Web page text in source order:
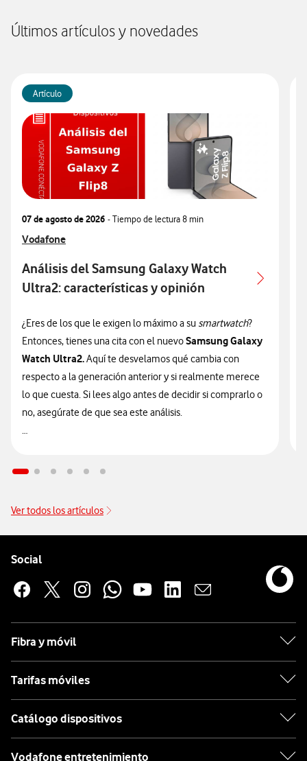
Últimos artículos y novedades
Artículo
07 de agosto de 2026 - Tiempo de lectura8 min
Ver más articulos relacionados con
Vodafone
Análisis del Samsung Galaxy Watch
Ultra2: características y opinión
¿Eres de los que le exigen lo máximo a su smartwatch?
Entonces, tienes una cita con el nuevoSamsung Galaxy
Watch Ultra2.Aquí te desvelamos qué cambia con
respecto a la generación anterior y si realmente merece
lo que cuesta. Si lees algo antes de decidir si comprarlo o
no, asegúrate de que sea este análisis.
Ver todos los artículos
Social
Fibra y móvil
Tarifas móviles
Catálogo dispositivos
Vodafone entretenimiento